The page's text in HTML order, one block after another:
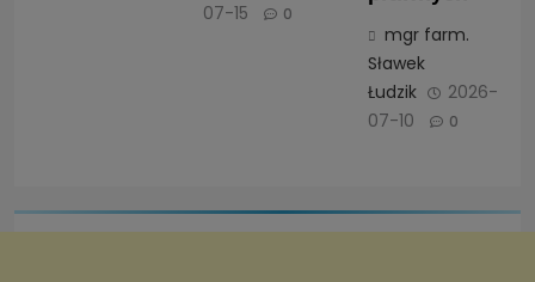
07-15
0
mgr farm.
Sławek
Łudzik
2026-
07-10
0